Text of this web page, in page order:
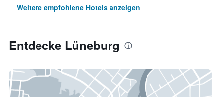
Weitere empfohlene Hotels anzeigen
Entdecke Lüneburg